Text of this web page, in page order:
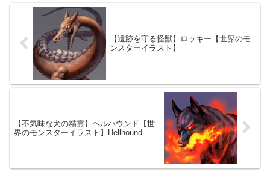
【遺跡を守る怪獣】ロッキー【世界のモ
ンスターイラスト】
【不気味な犬の精霊】ヘルハウンド【世
界のモンスターイラスト】Hellhound